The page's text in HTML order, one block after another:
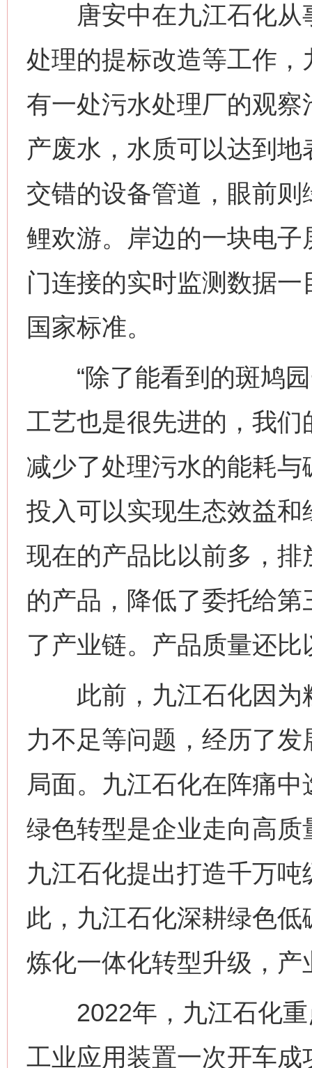
唐安中在九江石化从
处理的提标改造等工作
有一处污水处理厂的观
产废水，水质可以达到
交错的设备管道，眼前
鲤欢游。岸边的一块电
门连接的实时监测数据
国家标准。
“除了能看到的斑鸠园
工艺也是很先进的，我
减少了处理污水的能耗与
投入可以实现生态效益和
现在的产品比以前多，
的产品，降低了委托给
了产业链。产品质量还
此前，九江石化因为
力不足等问题，经历了发
局面。九江石化在阵痛
绿色转型是企业走向高
九江石化提出打造千万
此，九江石化深耕绿色
炼化一体化转型升级，
2022年，九江石化重
工业应用装置一次开车